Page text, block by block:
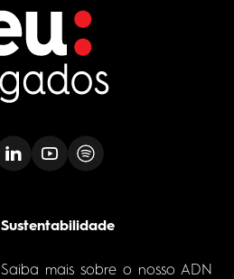
Sustentabilidade
Saiba mais sobre o nosso ADN